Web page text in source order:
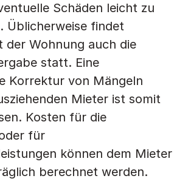
Schäden leicht zu
Üblicherweise findet
der Wohnung auch die
statt. Eine
Korrektur von Mängeln
Mieter ist somit
Kosten für die
für
können dem Mieter
berechnet werden.